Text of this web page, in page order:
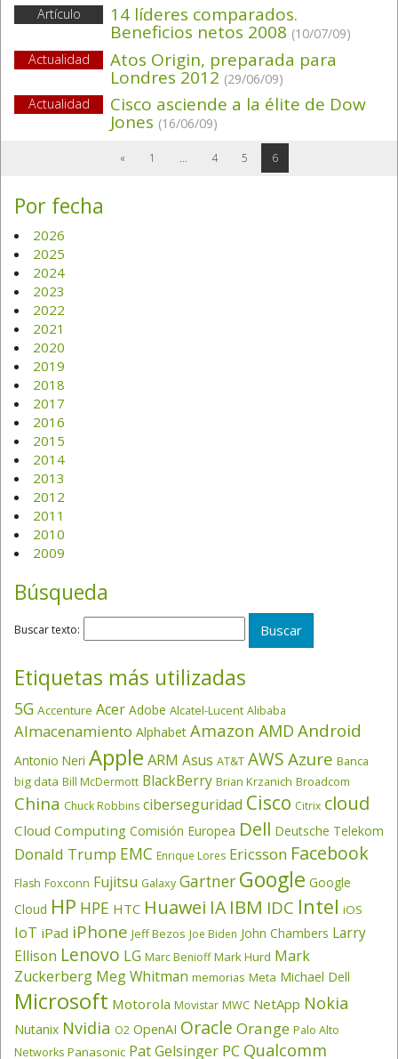
Artículo
14 líderes comparados.
Beneficios netos 2008 (10/07/09)
Actualidad
Atos Origin, preparada para
Londres 2012 (29/06/09)
Actualidad
Cisco asciende a la élite de Dow
Jones (16/06/09)
« 1 … 4 5 6
Por fecha
2026
2025
2024
2023
2022
2021
2020
2019
2018
2017
2016
2015
2014
2013
2012
2011
2010
2009
Búsqueda
Buscar texto:
Etiquetas más utilizadas
5G Accenture Acer Adobe Alcatel-Lucent Alibaba
Almacenamiento Alphabet Amazon AMD Android
Antonio Neri Apple ARM Asus AT&T AWSAzure Banca
big data Bill McDermott BlackBerry Brian Krzanich Broadcom
China Chuck Robbins ciberseguridad Cisco Citrix cloud
Cloud Computing Comisión Europea Dell Deutsche Telekom
Donald Trump EMC Enrique Lores Ericsson Facebook
Flash Foxconn Fujitsu Galaxy Gartner Google Google
Cloud HP HPE HTC Huawei IA IBM IDC Intel iOS
IoT iPad iPhone Jeff Bezos Joe Biden John Chambers Larry
Ellison Lenovo LG Marc Benioff Mark Hurd Mark
Zuckerberg Meg Whitman memorias Meta Michael Dell
Microsoft Motorola Movistar MWC NetApp Nokia
Nutanix Nvidia O2 OpenAI Oracle Orange Palo Alto
Networks Panasonic Pat Gelsinger PC Qualcomm